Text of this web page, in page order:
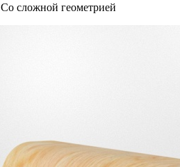
Со сложной геометрией